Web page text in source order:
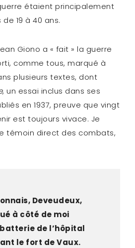
étaient principalement
19 à 40 ans.
Giono a « fait » la guerre
comme tous, marqué à
plusieurs textes, dont
, un essai inclus dans ses
en 1937, preuve que vingt
est toujours vivace. Je
témoin direct des combats,
Deveudeux,
à côté de moi
de l’hôpital
le fort de Vaux.